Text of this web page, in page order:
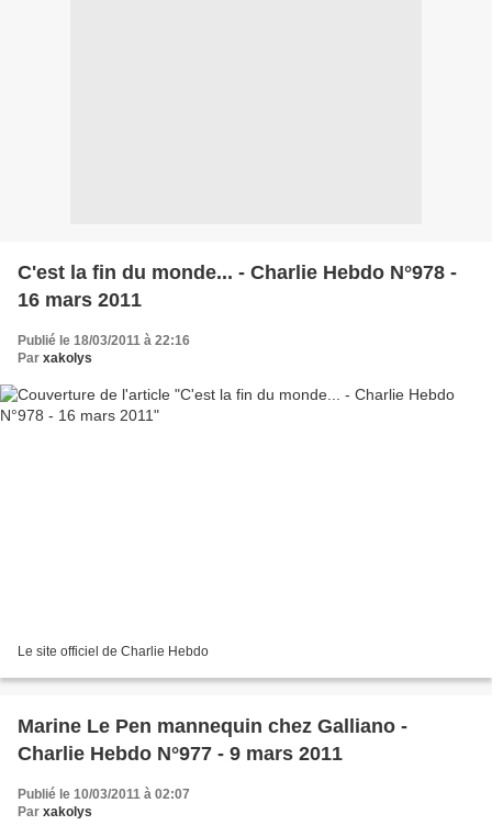
C'est la fin du monde... - Charlie Hebdo N°978 -
16 mars 2011
Publié le 18/03/2011 à 22:16
Par xakolys
Le site officiel de Charlie Hebdo
Marine Le Pen mannequin chez Galliano -
Charlie Hebdo N°977 - 9 mars 2011
Publié le 10/03/2011 à 02:07
Par xakolys